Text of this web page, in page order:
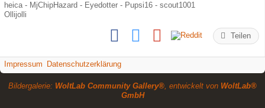
heica - MjChipHazard - Eyedotter - Pupsi16 - scout1001
Ollijolli
Teilen
Impressum Datenschutzerklärung
Bildergalerie: WoltLab Community Gallery®, entwickelt von WoltLab®
GmbH